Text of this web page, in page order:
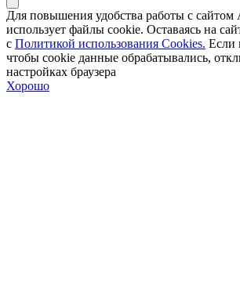
Для повышения удобства работы с
использует файлы cookie. Оставаясь на
с Политикой использования Cookies. Если
чтобы сookie данные обрабатывались,
настройках браузера
Хорошо